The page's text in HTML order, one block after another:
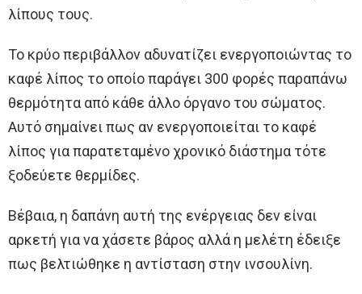
λίπους τους.
Το κρύο περιβάλλον αδυνατίζει ενεργοποιώντας το
καφέ λίπος το οποίο παράγει 300 φορές παραπάνω
θερμότητα από κάθε άλλο όργανο του σώματος.
Αυτό σημαίνει πως αν ενεργοποιείται το καφέ
λίπος για παρατεταμένο χρονικό διάστημα τότε
ξοδεύετε θερμίδες.
Βέβαια, η δαπάνη αυτή της ενέργειας δεν είναι
αρκετή για να χάσετε βάρος αλλά η μελέτη έδειξε
πως βελτιώθηκε η αντίσταση στην ινσουλίνη.